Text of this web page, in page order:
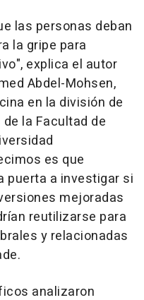
las personas deban
la gripe para
explica el autor
Abdel-Mohsen,
en la división de
la Facultad de
es que
puerta a investigar si
mejoradas
reutilizarse para
y relacionadas
analizaron